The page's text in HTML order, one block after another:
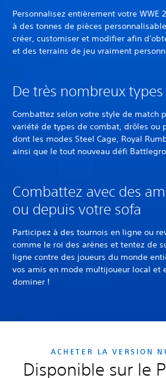
Personnalisez entièrement votre WWE
à des tonnes de pièces
créer, customiser et modifier afin
et des terrains de jeu vraiment
De très nombreux
Combattez selon votre style de match
variété de types de combat, drôles ou
dont les modes Steel Cage, Royal
ainsi que le tout nouveau défi
Combattez avec des
ou depuis votre sofa
Participez à des tournois en ligne ou
comme le roi des arènes et tentez de
ligne contre des joueurs du monde
vos amis en mode multijoueur local et
dominer !
ACHETER LA VERSION
Disponible sur le